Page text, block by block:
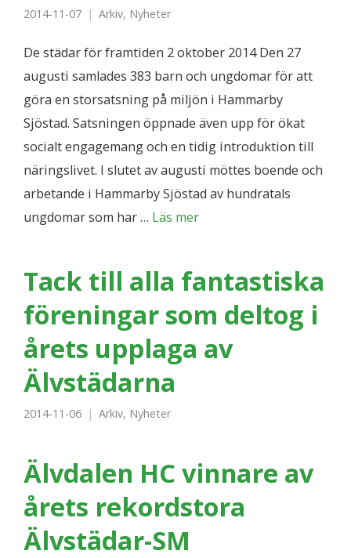
2014-11-07 Arkiv, Nyheter
De städar för framtiden 2 oktober 2014 Den 27
augusti samlades 383 barn och ungdomar för att
göra en storsatsning på miljön i Hammarby
Sjöstad. Satsningen öppnade även upp för ökat
socialt engagemang och en tidig introduktion till
näringslivet. I slutet av augusti möttes boende och
arbetande i Hammarby Sjöstad av hundratals
ungdomar som har … Läs mer
Tack till alla fantastiska
föreningar som deltog i
årets upplaga av
Älvstädarna
2014-11-06 Arkiv, Nyheter
Älvdalen HC vinnare av
årets rekordstora
Älvstädar-SM